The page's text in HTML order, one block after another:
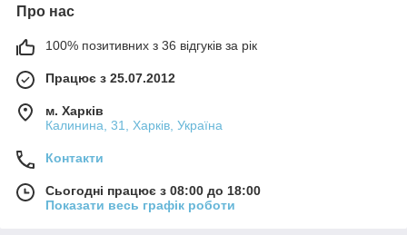
Про нас
100% позитивних з 36 відгуків за рік
Працює з 25.07.2012
м. Харків
Калинина, 31, Харків, Україна
Контакти
Сьогодні працює з 08:00 до 18:00
Показати весь графік роботи